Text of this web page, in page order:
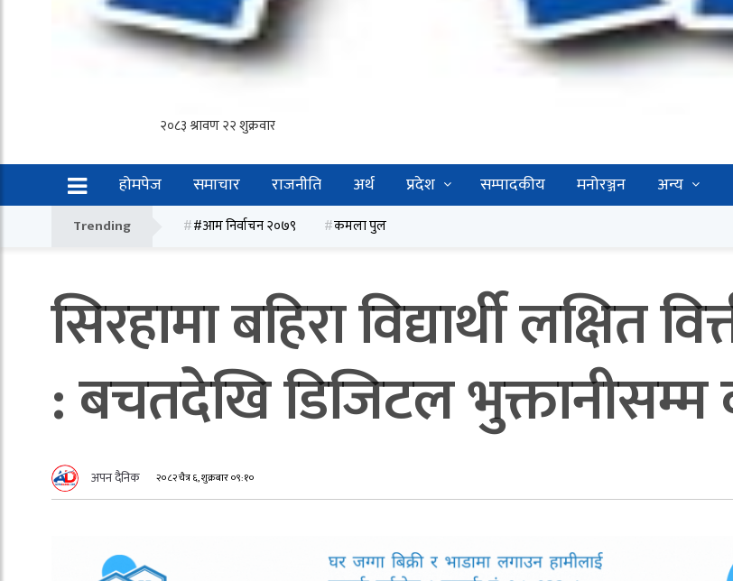
होमपेज समाचार राजनीति अर्थ प्रदेश सम्पादकीय मनोरञ्जन अन्य
Trending #आम निर्वाचन २०७९ कमला पुल
सिरहामा बहिरा विद्यार्थी लक्षित
: बचतदेखि डिजिटल भुक्तानीसम्म
अपन दैनिक २०८२ चैत्र ६, शुक्रबार ०९:१०